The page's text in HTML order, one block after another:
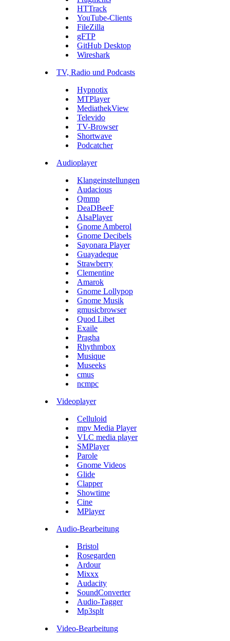
HTTrack
YouTube-Clients
FileZilla
gFTP
GitHub Desktop
Wireshark
TV, Radio und Podcasts
Hypnotix
MTPlayer
MediathekView
Televido
TV-Browser
Shortwave
Podcatcher
Audioplayer
Klangeinstellungen
Audacious
Qmmp
DeaDBeeF
AlsaPlayer
Gnome Amberol
Gnome Decibels
Sayonara Player
Guayadeque
Strawberry
Clementine
Amarok
Gnome Lollypop
Gnome Musik
gmusicbrowser
Quod Libet
Exaile
Pragha
Rhythmbox
Musique
Museeks
cmus
ncmpc
Videoplayer
Celluloid
mpv Media Player
VLC media player
SMPlayer
Parole
Gnome Videos
Glide
Clapper
Showtime
Cine
MPlayer
Audio-Bearbeitung
Bristol
Rosegarden
Ardour
Mixxx
Audacity
SoundConverter
Audio-Tagger
Mp3splt
Video-Bearbeitung